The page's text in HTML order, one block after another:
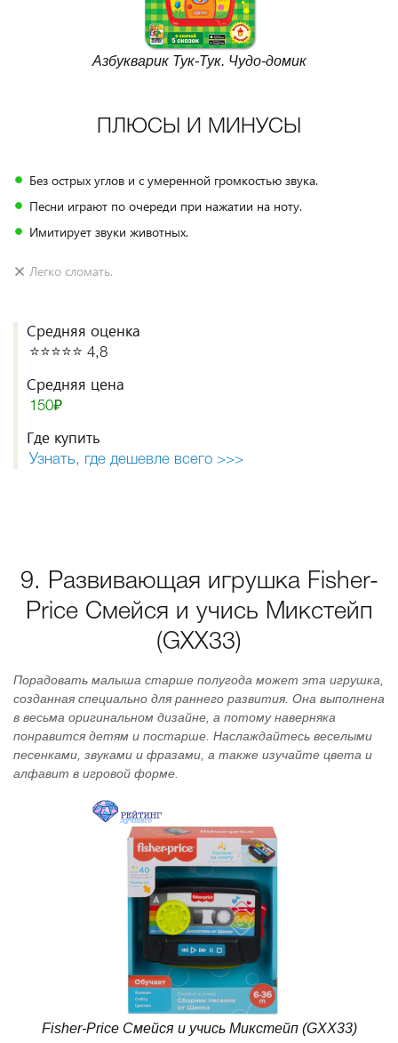
Азбукварик Тук-Тук. Чудо-домик
ПЛЮСЫ И МИНУСЫ
Без острых углов и с умеренной громкостью звука.
Песни играют по очереди при нажатии на ноту.
Имитирует звуки животных.
Легко сломать.
Средняя оценка
⭐️⭐️⭐️⭐️⭐️ 4,8
Средняя цена
150₽
Где купить
Узнать, где дешевле всего >>>
9. Развивающая игрушка Fisher-
Price Смейся и учись Микстейп
(GXX33)
Порадовать малыша старше полугода может эта игрушка,
созданная специально для раннего развития. Она выполнена
в весьма оригинальном дизайне, а потому наверняка
понравится детям и постарше. Наслаждайтесь веселыми
песенками, звуками и фразами, а также изучайте цвета и
алфавит в игровой форме.
Fisher-Price Смейся и учись Микстейп (GXX33)